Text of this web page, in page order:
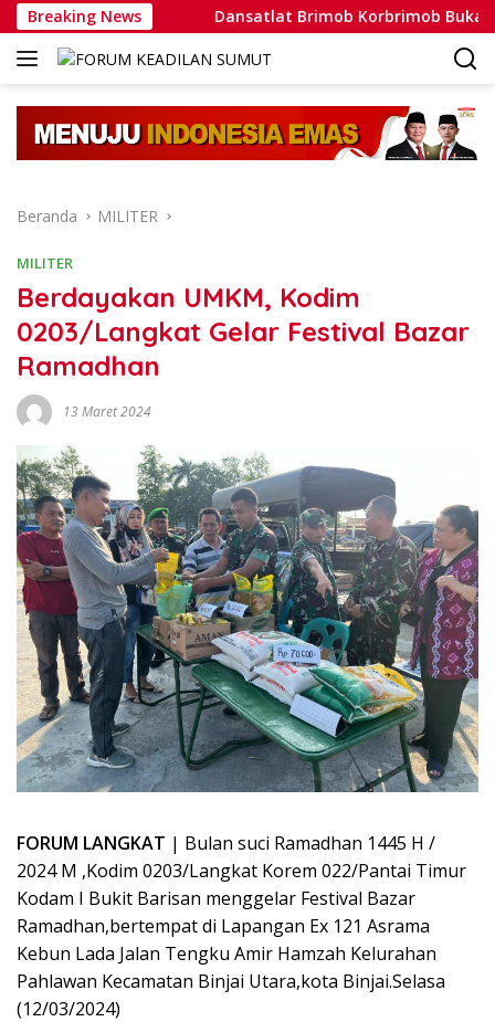
Langsung
ke
konten
Breaking News
Nyata Dansatlat Brimob Korbrimob Buka Pelatihan
Beranda MILITER
MILITER
Berdayakan UMKM, Kodim
0203/Langkat Gelar Festival Bazar
Ramadhan
13 Maret 2024
FORUM LANGKAT | Bulan suci Ramadhan 1445 H /
2024 M ,Kodim 0203/Langkat Korem 022/Pantai Timur
Kodam I Bukit Barisan menggelar Festival Bazar
Ramadhan,bertempat di Lapangan Ex 121 Asrama
Kebun Lada Jalan Tengku Amir Hamzah Kelurahan
Pahlawan Kecamatan Binjai Utara,kota Binjai.Selasa
(12/03/2024)